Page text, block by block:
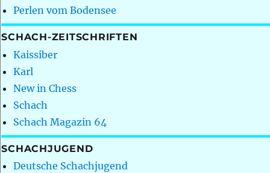
Perlen vom Bodensee
SCHACH-ZEITSCHRIFTEN
Kaissiber
Karl
New in Chess
Schach
Schach Magazin 64
SCHACHJUGEND
Deutsche Schachjugend